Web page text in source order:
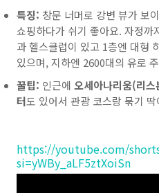
특징: 창문 너머로 강변 뷰가 보
쇼핑하다가 쉬기 좋아요. 자정
과 헬스클럽이 있고 1층엔 대
있으며, 지하엔 2600대의 유로
꿀팁: 인근에 오세아나리움(리스
터도 있어서 관광 코스랑 묶기 딱
https://youtube.com/
si=yWBy_aLF5ztXoiSn